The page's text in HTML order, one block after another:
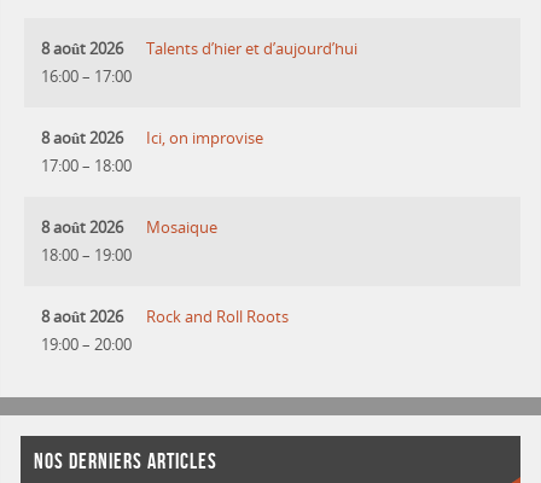
8 août 2026
16:00– 17:00
Talents d’hier et d’aujourd’hui
8 août 2026
17:00– 18:00
Ici, on improvise
8 août 2026
18:00– 19:00
Mosaique
8 août 2026
19:00– 20:00
Rock and Roll Roots
NOS DERNIERS ARTICLES